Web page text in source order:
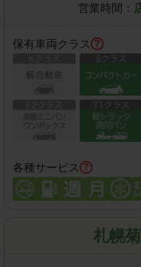
営業時間：
保有車両クラス
各種サービス
札幌